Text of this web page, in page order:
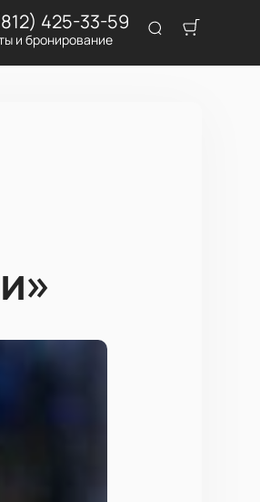
425-33-59
и бронирование